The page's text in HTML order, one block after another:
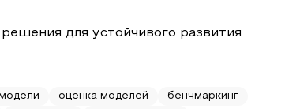
для устойчивого развития
оценка моделей
бенчмаркинг